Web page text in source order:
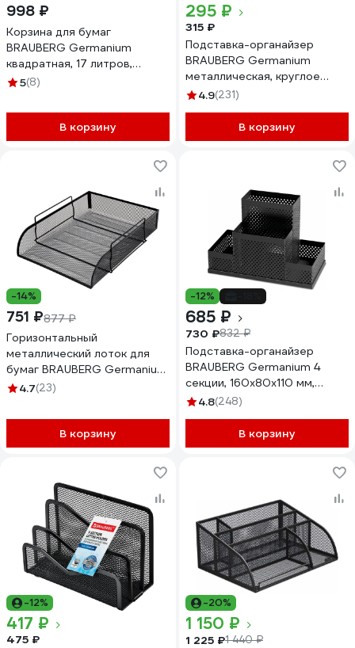
998 ₽
Корзина для бумаг
BRAUBERG Germanium
квадратная, 17 литров,
металл, серебро 237976
5(8)
В корзину
295 ₽
315 ₽
Подставка-органайзер
BRAUBERG Germanium
металлическая, круглое
основание, 100x89 мм,
4.9(231)
В корзину
-14%
751 ₽877 ₽
Горизонтальный
металлический лоток для
бумаг BRAUBERG Germanium
А4 260х337х77 мм 231954
4.7(23)
В корзину
-12%
685 ₽
730 ₽832 ₽
Подставка-органайзер
BRAUBERG Germanium 4
секции, 160x80x110 мм,
черная, металл 237982
4.8(248)
В корзину
-12%
417 ₽
475 ₽
-20%
1 150 ₽
1 225 ₽1 440 ₽